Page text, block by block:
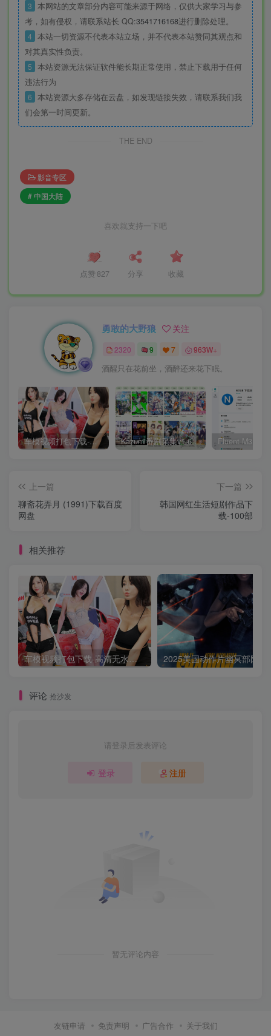
3 本网站的文章部分内容可能来源于网络，仅供大家学习与参
考，如有侵权，请联系站长 QQ:3541716168进行删除处理。
4 本站一切资源不代表本站立场，并不代表本站赞同其观点和
对其真实性负责。
5 本站资源无法保证软件能长期正常使用，禁止下载用于任何
违法行为
6 本站资源大多存储在云盘，如发现链接失效，请联系我们我
们会第一时间更新。
THE END
影音专区
# 中国大陆
喜欢就支持一下吧
点赞 827 分享 收藏
勇敢的大野狼 关注
2320 9 7 963W+
酒醒只在花前坐，酒醉还来花下眠。
车模视频打包下载-高清无水印版 Kazumi番剧采集v1.6.9：支持自定义规则+在线观看+弹幕，跨平台下载
上一篇
聊斋花弄月 (1991)下载百度
网盘
下一篇
韩国网红生活短剧作品下
载-100部
相关推荐
车模视频打包下载-高清无水印版
评论 抢沙发
请登录后发表评论
登录 注册
暂无评论内容
友链申请 免责声明 广告合作 关于我们